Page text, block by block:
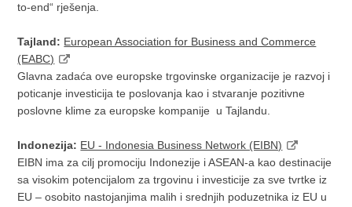
to-end“ rješenja.
Tajland: European Association for Business and Commerce
(EABC)
Glavna zadaća ove europske trgovinske organizacije je razvoj i
poticanje investicija te poslovanja kao i stvaranje pozitivne
poslovne klime za europske kompanije u Tajlandu.
Indonezija: EU - Indonesia Business Network (EIBN)
EIBN ima za cilj promociju Indonezije i ASEAN-a kao destinacije
sa visokim potencijalom za trgovinu i investicije za sve tvrtke iz
EU – osobito nastojanjima malih i srednjih poduzetnika iz EU u